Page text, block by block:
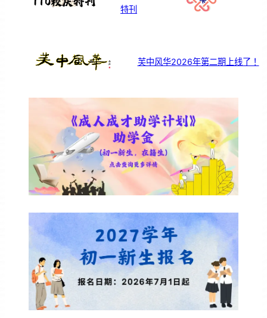
特刊
芙中风华2026年第二期上线了！